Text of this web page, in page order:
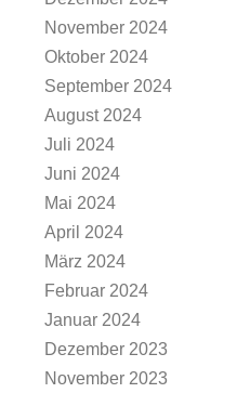
November 2024
Oktober 2024
September 2024
August 2024
Juli 2024
Juni 2024
Mai 2024
April 2024
März 2024
Februar 2024
Januar 2024
Dezember 2023
November 2023